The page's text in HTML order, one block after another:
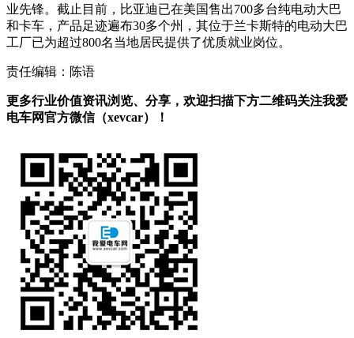
业先锋。截止目前，比亚迪已在美国售出700多台纯电动大巴
和卡车，产品足迹遍布30多个州，其位于兰卡斯特的电动大巴
工厂已为超过800名当地居民提供了优质就业岗位。
责任编辑：陈语
更多行业价值资讯浏览、分享，欢迎扫描下方二维码关注我爱
电车网官方微信（xevcar）！